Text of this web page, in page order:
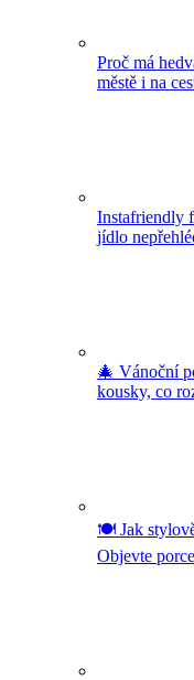
Proč má
městě i na
Instafriendly
jídlo
🎄 Vánoční
kousky, co
🍽️ Jak
Objevte